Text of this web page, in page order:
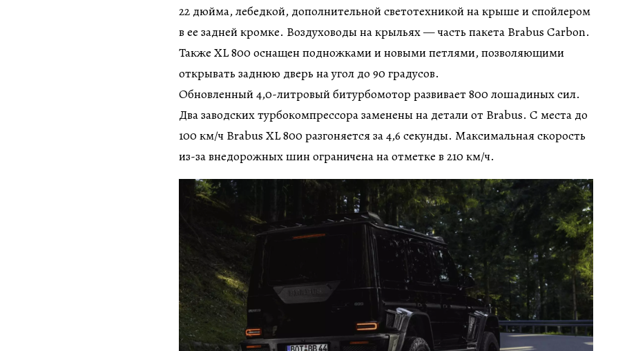
22 дюйма, лебедкой, дополнительной светотехникой на крыше и спойлером
в ее задней кромке. Воздуховоды на крыльях — часть пакета Brabus Carbon.
Также XL 800 оснащен подножками и новыми петлями, позволяющими
открывать заднюю дверь на угол до 90 градусов.
Обновленный 4,0-литровый битурбомотор развивает 800 лошадиных сил.
Два заводских турбокомпрессора заменены на детали от Brabus. С места до
100 км/ч Brabus XL 800 разгоняется за 4,6 секунды. Максимальная скорость
из-за внедорожных шин ограничена на отметке в 210 км/ч.